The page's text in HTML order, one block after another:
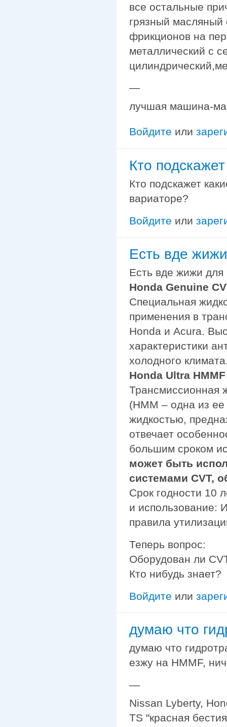
все остальные
грязный масляный
фрикционов на
металлический с
—
лучшая машина-
Войдите или
Кто
Кто подскажет
вариаторе?
Войдите или
Есть вде
Есть вде жижи для
Honda Genuine
Специальная
применения в
Honda и Acura.
характеристики
холодного
Honda Ultra
Трансмиссионная
(НММ – одна из ее
жидкостью,
отвечает
большим сроком
может быть
системами CVT,
Срок годности 10
и использование:
правила
Теперь вопрос:
Оборудован ли
Кто нибудь знает?
Войдите или
думаю что
думаю что
езжу на НММF,
—
Nissan Lyberty,
TS "красная